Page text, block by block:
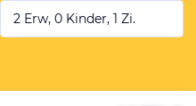
2 Erw, 0 Kinder, 1 Zi.